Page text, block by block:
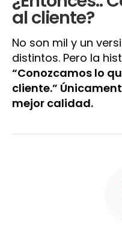
al cliente?
No son mil y un
distintos. Pero la
“Conozcamos lo
cliente.”
mejor calidad.